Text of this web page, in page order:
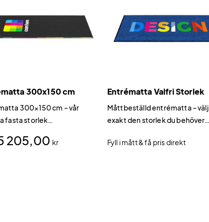
300x150 cm
300×150 cm – vår
fasta storlek
standardmodellen i
205,00 kr
Entrématta Valfri Storlek
Måttbeställd entrématta – välj
exakt den storlek du behöver
standardmått.
Fyll i mått & få pris direkt